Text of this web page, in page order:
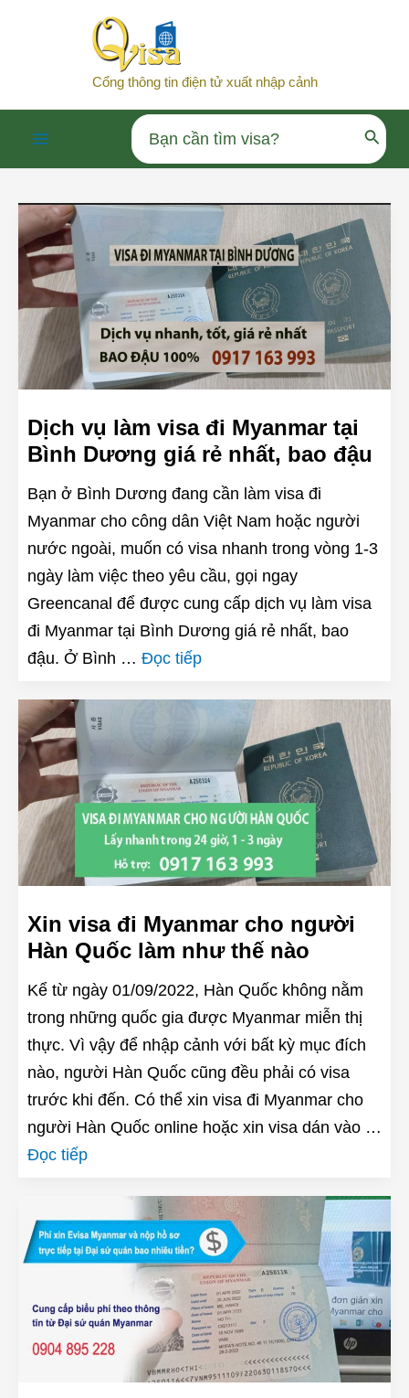
Cổng thông tin điện tử xuất nhập cảnh
Menu
Search
for:
Dịch vụ làm visa đi Myanmar tại
Bình Dương giá rẻ nhất, bao đậu
Bạn ở Bình Dương đang cần làm visa đi
Myanmar cho công dân Việt Nam hoặc người
nước ngoài, muốn có visa nhanh trong vòng 1-3
ngày làm việc theo yêu cầu, gọi ngay
Greencanal để được cung cấp dịch vụ làm visa
đi Myanmar tại Bình Dương giá rẻ nhất, bao
đậu. Ở Bình … Đọc tiếp
Xin visa đi Myanmar cho người
Hàn Quốc làm như thế nào
Kể từ ngày 01/09/2022, Hàn Quốc không nằm
trong những quốc gia được Myanmar miễn thị
thực. Vì vậy để nhập cảnh với bất kỳ mục đích
nào, người Hàn Quốc cũng đều phải có visa
trước khi đến. Có thể xin visa đi Myanmar cho
người Hàn Quốc online hoặc xin visa dán vào …
Đọc tiếp